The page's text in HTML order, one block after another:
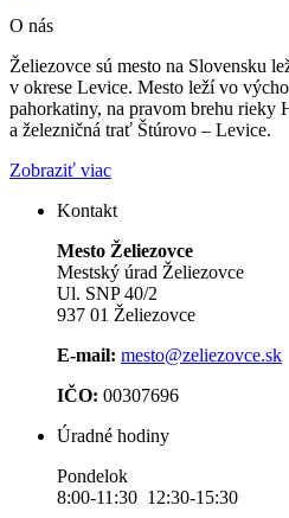
O nás
Želiezovce sú mesto na Slovensku
v okrese Levice. Mesto leží vo
pahorkatiny, na pravom brehu rieky
a železničná trať Štúrovo – Levice.
Zobraziť viac
Kontakt
Mesto Želiezovce
Mestský úrad Želiezovce
Ul. SNP 40/2
937 01 Želiezovce
E-mail: mesto@zeliezovce.sk
IČO: 00307696
Úradné hodiny
Pondelok
8:00-11:30 12:30-15:30